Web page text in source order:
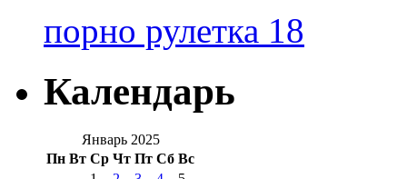
порно рулетка 18
Календарь
Январь 2025
Пн Вт Ср Чт Пт Сб Вс